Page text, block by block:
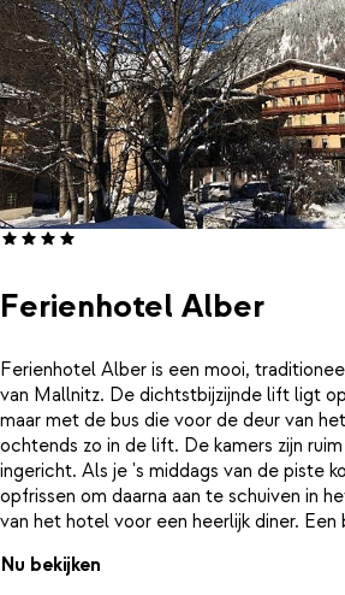
Ferienhotel Alber
Ferienhotel Alber is een mooi,
van Mallnitz. De dichtstbijzijnde lift ligt
maar met de bus die voor de deur van
ochtends zo in de lift. De kamers zijn
ingericht. Als je 's middags van de piste
opfrissen om daarna aan te schuiven in
van het hotel voor een heerlijk diner. Een
centrum is ook een leuk idee, om de dag
een fijn après-ski drankje.
Nu bekijken